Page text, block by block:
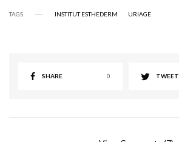
TAGS INSTITUT ESTHEDERM URIAGE
SHARE 0 TWEET